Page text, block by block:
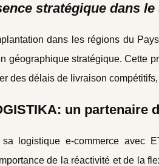
stratégique dans
dans les régions du
géographique stratégique. Cette
des délais de livraison
un partenaire
sa logistique e-commerce avec
de la réactivité et de la